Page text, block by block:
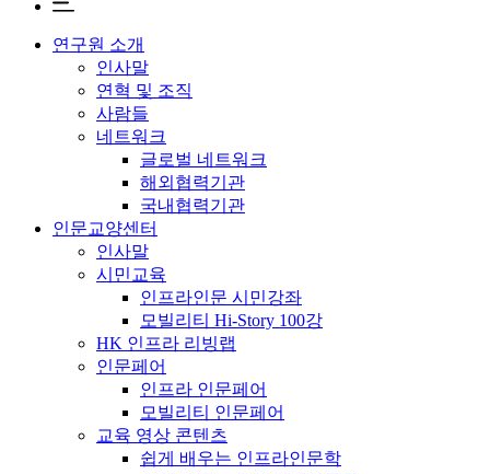
연구원 소개
인사말
연혁 및 조직
사람들
네트워크
글로벌 네트워크
해외협력기관
국내협력기관
인문교양센터
인사말
시민교육
인프라인문 시민강좌
모빌리티 Hi-Story 100강
HK 인프라 리빙랩
인문페어
인프라 인문페어
모빌리티 인문페어
교육 영상 콘텐츠
쉽게 배우는 인프라인문학